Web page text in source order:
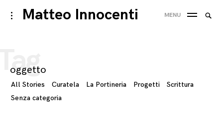
Skip
to
Matteo Innocenti
toggle
MENU
oggetto
All Stories Curatela La Portineria Progetti
Scrittura
Senza categoria